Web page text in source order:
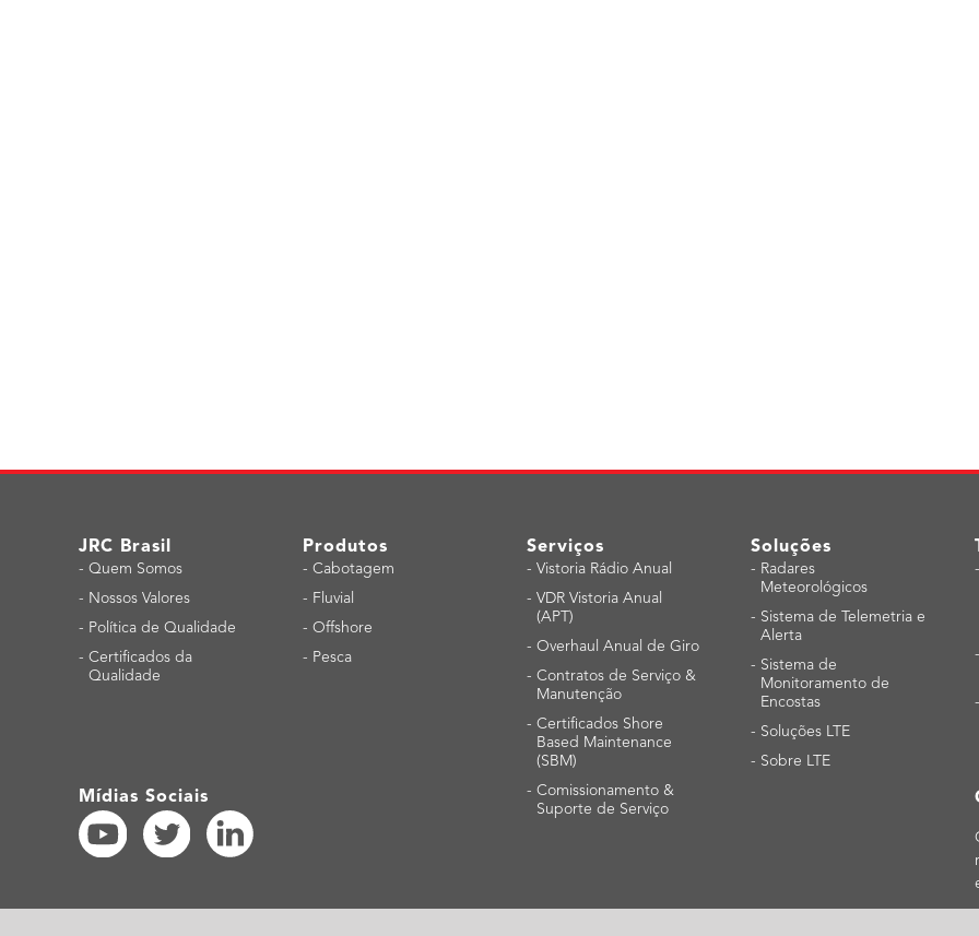
JRC Brasil
- Quem Somos
- Nossos Valores
- Política de Qualidade
- Certificados da
Qualidade
Mídias Sociais
Produtos
- Cabotagem
- Fluvial
- Offshore
- Pesca
Serviços
- Vistoria Rádio Anual
- VDR Vistoria Anual
(APT)
- Overhaul Anual de Giro
- Contratos de Serviço &
Manutenção
- Certificados Shore
Based Maintenance
(SBM)
- Comissionamento &
Suporte de Serviço
Soluções
- Radares
Meteorológicos
- Sistema de Telemetria e
Alerta
- Sistema de
Monitoramento de
Encostas
- Soluções LTE
- Sobre LTE
-
-
-